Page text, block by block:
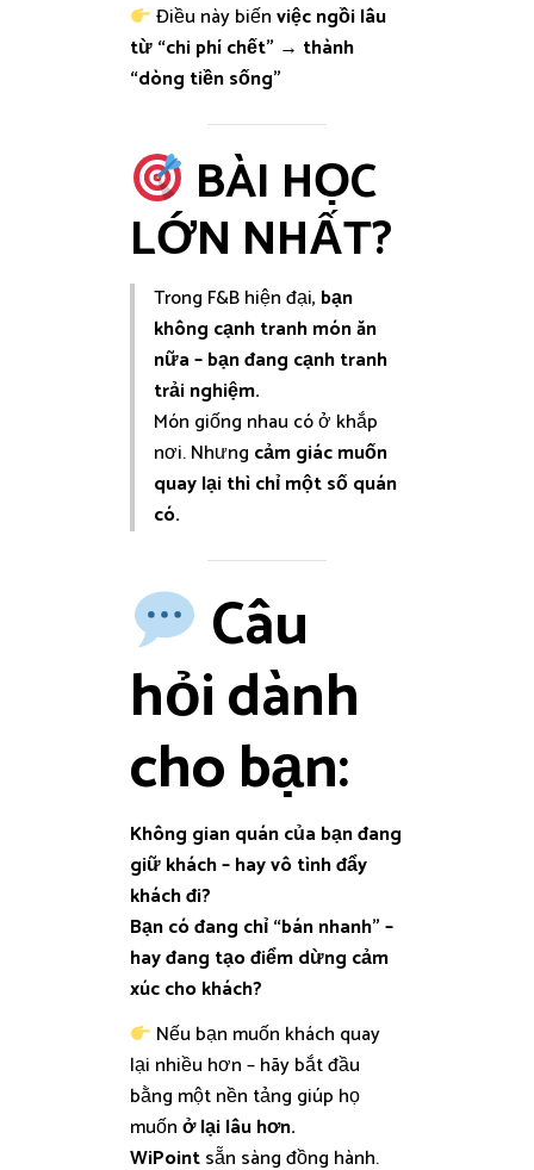
Điều này biếnviệc ngồi lâu
từ “chi phí chết” → thành
“dòng tiền sống”
BÀI HỌC
LỚN NHẤT?
Trong F&B hiện đại, bạn
không cạnh tranh món ăn
nữa – bạn đang cạnh tranh
trải nghiệm.
Món giống nhau có ở khắp
nơi. Nhưng cảm giác muốn
quay lại thì chỉ một số quán
có.
Câu
hỏi dành
cho bạn:
Không gian quán của bạn đang
giữ khách – hay vô tình đẩy
khách đi?
Bạn có đang chỉ “bán nhanh” –
hay đang tạo điểm dừng cảm
xúc cho khách?
Nếu bạn muốn khách quay
lại nhiều hơn – hãy bắt đầu
bằng một nền tảng giúp họ
muốnở lại lâu hơn.
WiPointsẵn sàng đồng hành.